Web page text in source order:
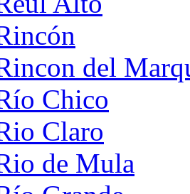
del
Chico
Claro
de Mula